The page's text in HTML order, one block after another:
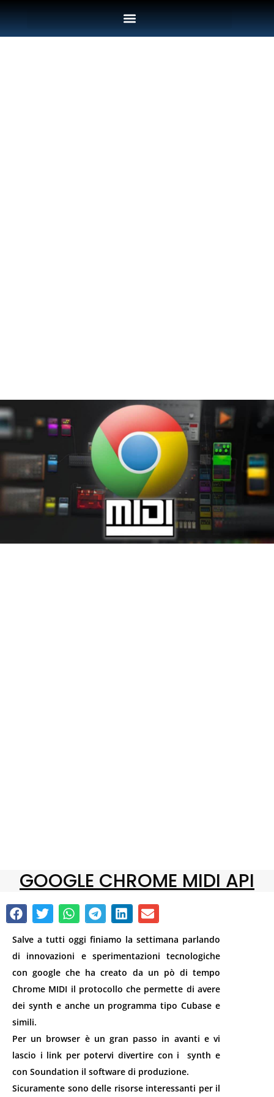
GOOGLE CHROME MIDI API
Salve a tutti oggi finiamo la settimana parlando
di innovazioni e sperimentazioni tecnologiche
con google che ha creato da un pò di tempo
Chrome MIDI il protocollo che permette di avere
dei synth e anche un programma tipo Cubase e
simili.
Per un browser è un gran passo in avanti e vi
lascio i link per potervi divertire con i synth e
con Soundation il software di produzione.
Sicuramente sono delle risorse interessanti per il